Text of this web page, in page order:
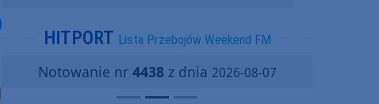
informuje o
i ofertach
najmu
SPC, WPC i
kamienny
HITPORT Lista Przebojów Weekend FM
Notowanie nr 4438z dnia 2026-08-07